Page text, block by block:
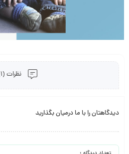
نظرات (1)
دیدگاهتان را با ما درمیان بگذارید